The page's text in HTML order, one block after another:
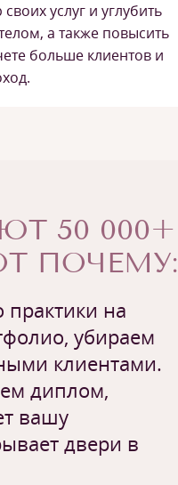
услуг и углубить
а также повысить
больше клиентов и
50 000+
ПОЧЕМУ:
на
убираем
клиентами.
диплом,
вашу
двери в